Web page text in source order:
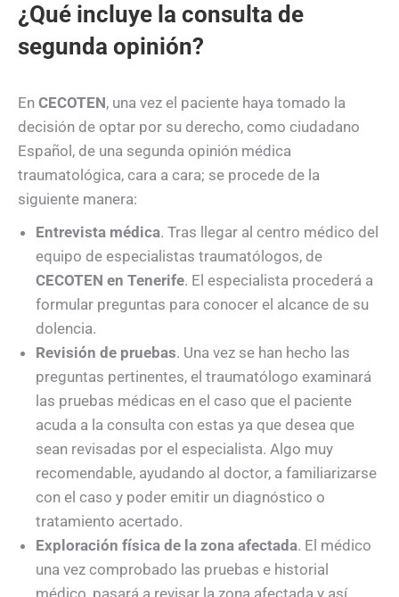
¿Qué incluye la consulta de
segunda opinión?
En CECOTEN, una vez el paciente haya tomado la
decisión de optar por su derecho, como ciudadano
Español, de una segunda opinión médica
traumatológica, cara a cara; se procede de la
siguiente manera:
Entrevista médica. Tras llegar al centro médico del
equipo de especialistas traumatólogos, de
CECOTEN en Tenerife. El especialista procederá a
formular preguntas para conocer el alcance de su
dolencia.
Revisión de pruebas. Una vez se han hecho las
preguntas pertinentes, el traumatólogo examinará
las pruebas médicas en el caso que el paciente
acuda a la consulta con estas ya que desea que
sean revisadas por el especialista. Algo muy
recomendable, ayudando al doctor, a familiarizarse
con el caso y poder emitir un diagnóstico o
tratamiento acertado.
Exploración física de la zona afectada. El médico
una vez comprobado las pruebas e historial